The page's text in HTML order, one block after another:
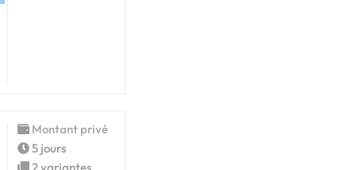
Montant privé
5 jours